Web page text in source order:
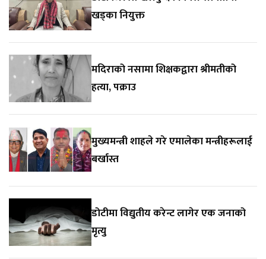
खड्का नियुक्त
मदिराको नसामा शिक्षकद्वारा श्रीमतीको
हत्या, पक्राउ
मुख्यमन्त्री शाहले गरे एमालेका मन्त्रीहरूलाई
बर्खास्त
डोटीमा विद्युतीय करेन्ट लागेर एक जनाको
मृत्यु